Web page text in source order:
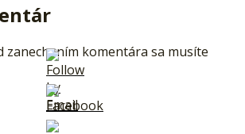
zanechaním komentára sa musíte